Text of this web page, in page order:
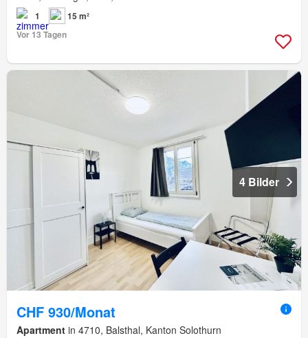
1
15 m²
Vor 13 Tagen
4 Bilder
CHF 930/Monat
Apartment in 4710, Balsthal, Kanton Solothurn